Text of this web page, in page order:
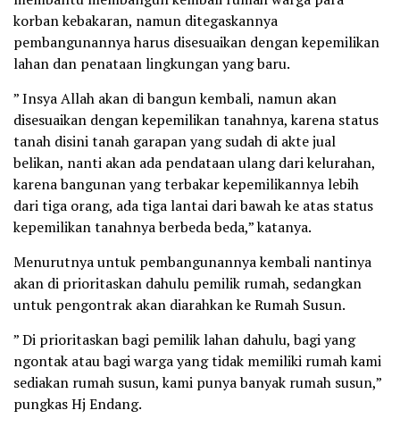
korban kebakaran, namun ditegaskannya
pembangunannya harus disesuaikan dengan kepemilikan
lahan dan penataan lingkungan yang baru.
” Insya Allah akan di bangun kembali, namun akan
disesuaikan dengan kepemilikan tanahnya, karena status
tanah disini tanah garapan yang sudah di akte jual
belikan, nanti akan ada pendataan ulang dari kelurahan,
karena bangunan yang terbakar kepemilikannya lebih
dari tiga orang, ada tiga lantai dari bawah ke atas status
kepemilikan tanahnya berbeda beda,” katanya.
Menurutnya untuk pembangunannya kembali nantinya
akan di prioritaskan dahulu pemilik rumah, sedangkan
untuk pengontrak akan diarahkan ke Rumah Susun.
” Di prioritaskan bagi pemilik lahan dahulu, bagi yang
ngontak atau bagi warga yang tidak memiliki rumah kami
sediakan rumah susun, kami punya banyak rumah susun,”
pungkas Hj Endang.